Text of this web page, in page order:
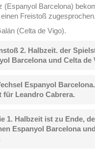
(Espanyol Barcelona)
Freistoß zugesprochen.
(Celta de Vigo).
2. Halbzeit. der
Barcelona und Celta de
Espanyol
für Leandro Cabrera.
1. Halbzeit ist zu Ende,
Espanyol Barcelona